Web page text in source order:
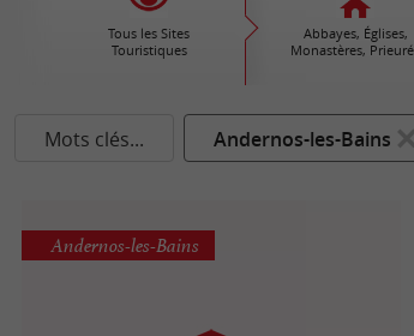
Tous les Sites
Touristiques
Abbayes, Églises,
Monastères,
Mots clés... Andernos-les-Bains
Andernos-les-Bains